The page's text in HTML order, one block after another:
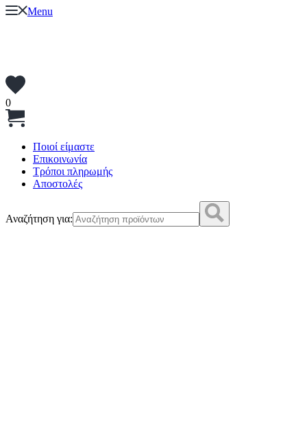
Menu
0
Ποιοί είμαστε
Επικοινωνία
Τρόποι πληρωμής
Αποστολές
Αναζήτηση για: